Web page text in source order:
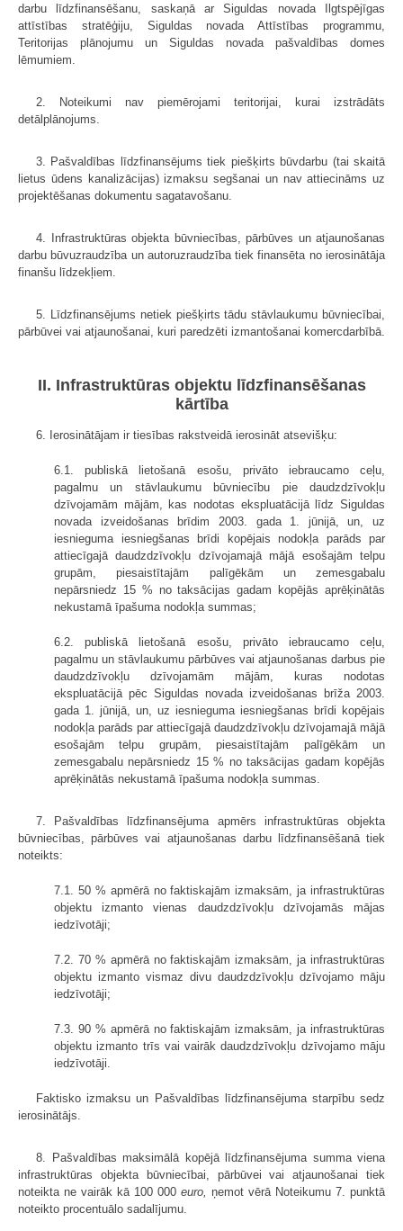
darbu līdzfinansēšanu, saskaņā ar Siguldas novada Ilgtspējīgas
attīstības stratēģiju, Siguldas novada Attīstības programmu,
Teritorijas plānojumu un Siguldas novada pašvaldības domes
lēmumiem.
2. Noteikumi nav piemērojami teritorijai, kurai izstrādāts
detālplānojums.
3. Pašvaldības līdzfinansējums tiek piešķirts būvdarbu (tai skaitā
lietus ūdens kanalizācijas) izmaksu segšanai un nav attiecināms uz
projektēšanas dokumentu sagatavošanu.
4. Infrastruktūras objekta būvniecības, pārbūves un atjaunošanas
darbu būvuzraudzība un autoruzraudzība tiek finansēta no ierosinātāja
finanšu līdzekļiem.
5. Līdzfinansējums netiek piešķirts tādu stāvlaukumu būvniecībai,
pārbūvei vai atjaunošanai, kuri paredzēti izmantošanai komercdarbībā.
II. Infrastruktūras objektu līdzfinansēšanas
kārtība
6. Ierosinātājam ir tiesības rakstveidā ierosināt atsevišķu:
6.1. publiskā lietošanā esošu, privāto iebraucamo ceļu,
pagalmu un stāvlaukumu būvniecību pie daudzdzīvokļu
dzīvojamām mājām, kas nodotas ekspluatācijā līdz Siguldas
novada izveidošanas brīdim 2003. gada 1. jūnijā, un, uz
iesnieguma iesniegšanas brīdi kopējais nodokļa parāds par
attiecīgajā daudzdzīvokļu dzīvojamajā mājā esošajām telpu
grupām, piesaistītajām palīgēkām un zemesgabalu
nepārsniedz 15 % no taksācijas gadam kopējās aprēķinātās
nekustamā īpašuma nodokļa summas;
6.2. publiskā lietošanā esošu, privāto iebraucamo ceļu,
pagalmu un stāvlaukumu pārbūves vai atjaunošanas darbus pie
daudzdzīvokļu dzīvojamām mājām, kuras nodotas
ekspluatācijā pēc Siguldas novada izveidošanas brīža 2003.
gada 1. jūnijā, un, uz iesnieguma iesniegšanas brīdi kopējais
nodokļa parāds par attiecīgajā daudzdzīvokļu dzīvojamajā mājā
esošajām telpu grupām, piesaistītajām palīgēkām un
zemesgabalu nepārsniedz 15 % no taksācijas gadam kopējās
aprēķinātās nekustamā īpašuma nodokļa summas.
7. Pašvaldības līdzfinansējuma apmērs infrastruktūras objekta
būvniecības, pārbūves vai atjaunošanas darbu līdzfinansēšanā tiek
noteikts:
7.1. 50 % apmērā no faktiskajām izmaksām, ja infrastruktūras
objektu izmanto vienas daudzdzīvokļu dzīvojamās mājas
iedzīvotāji;
7.2. 70 % apmērā no faktiskajām izmaksām, ja infrastruktūras
objektu izmanto vismaz divu daudzdzīvokļu dzīvojamo māju
iedzīvotāji;
7.3. 90 % apmērā no faktiskajām izmaksām, ja infrastruktūras
objektu izmanto trīs vai vairāk daudzdzīvokļu dzīvojamo māju
iedzīvotāji.
Faktisko izmaksu un Pašvaldības līdzfinansējuma starpību sedz
ierosinātājs.
8. Pašvaldības maksimālā kopējā līdzfinansējuma summa viena
infrastruktūras objekta būvniecībai, pārbūvei vai atjaunošanai tiek
noteikta ne vairāk kā 100 000 euro, ņemot vērā Noteikumu 7. punktā
noteikto procentuālo sadalījumu.